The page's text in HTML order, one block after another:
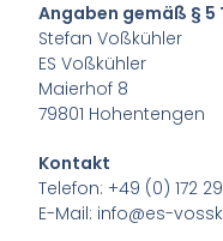
Angaben gemäß § 5
Stefan Voßkühler
ES Voßkühler
Maierhof 8
79801 Hohentengen
Kontakt
Telefon: +49 (0) 172
E-Mail: info@es-